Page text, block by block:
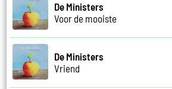
De Ministers
Voor de mooiste
De Ministers
Vriend